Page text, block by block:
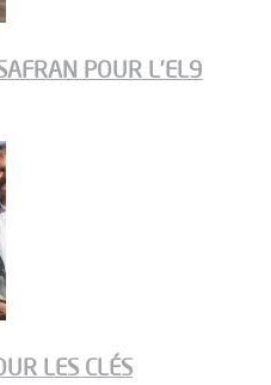
POUR L’EL9
LES CLÉS